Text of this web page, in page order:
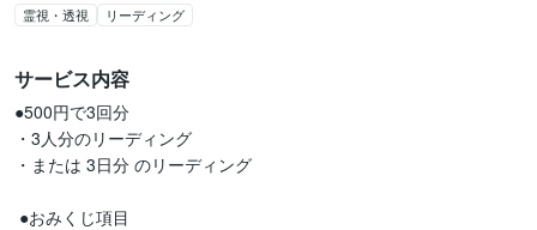
霊視・透視 リーディング
サービス内容
●500円で3回分
・3人分のリーディング
・または 3日分 のリーディング